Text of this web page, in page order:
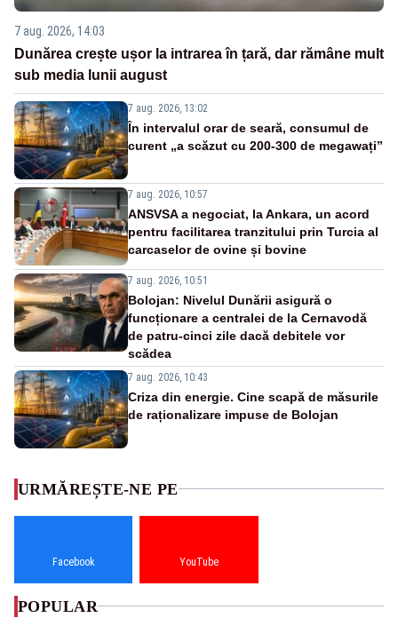
7 aug. 2026, 14:03
Dunărea crește ușor la intrarea în țară, dar rămâne mult
sub media lunii august
7 aug. 2026, 13:02
În intervalul orar de seară, consumul de
curent „a scăzut cu 200-300 de megawați”
7 aug. 2026, 10:57
ANSVSA a negociat, la Ankara, un acord
pentru facilitarea tranzitului prin Turcia al
carcaselor de ovine și bovine
7 aug. 2026, 10:51
Bolojan: Nivelul Dunării asigură o
funcționare a centralei de la Cernavodă
de patru-cinci zile dacă debitele vor
scădea
7 aug. 2026, 10:43
Criza din energie. Cine scapă de măsurile
de raționalizare impuse de Bolojan
URMĂREȘTE-NE PE
Facebook YouTube
POPULAR